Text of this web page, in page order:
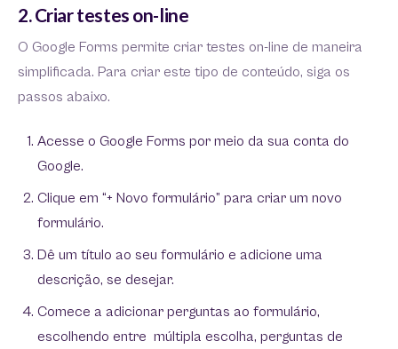
2. Criar testes on-line
O Google Forms permite criar testes on-line de maneira
simplificada. Para criar este tipo de conteúdo, siga os
passos abaixo.
Acesse o Google Forms por meio da sua conta do
Google.
Clique em “+ Novo formulário” para criar um novo
formulário.
Dê um título ao seu formulário e adicione uma
descrição, se desejar.
Comece a adicionar perguntas ao formulário,
escolhendo entre múltipla escolha, perguntas de